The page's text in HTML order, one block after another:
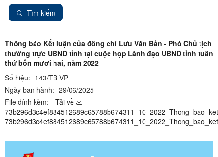
Tìm kiếm
Thông báo Kết luận của đồng chí Lưu Văn Bản - Phó Chủ tịch
thường trực UBND tỉnh tại cuộc họp Lãnh đạo UBND tỉnh tuần
thứ bốn mươi hai, năm 2022
Số hiệu: 143/TB-VP
Ngày ban hành: 29/06/2025
File đính kèm:
Tải về